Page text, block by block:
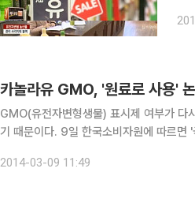
카놀라유 GMO, '원료로 사용'
GMO(유전자변형생물) 표시제 여부가 다
기 때문이다. 9일 한국소비자원에 따르면 '국내외 GMO 표시제도'를 분석한 결과 우리나라는 유럽 등에 비해 GMO 표시를 면제하는 예외
2014-03-09 11:49